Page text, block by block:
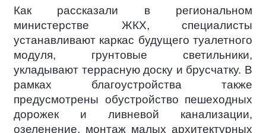
Как рассказали в региональном
министерстве ЖКХ, специалисты
устанавливают каркас будущего туалетного
модуля, грунтовые светильники,
укладывают террасную доску и брусчатку. В
рамках благоустройства также
предусмотрены обустройство пешеходных
дорожек и ливневой канализации,
озеленение, монтаж малых архитектурных